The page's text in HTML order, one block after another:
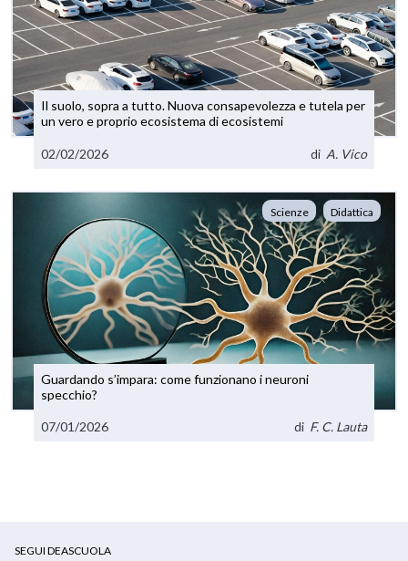
Il suolo, sopra a tutto. Nuova consapevolezza e tutela per
un vero e proprio ecosistema di ecosistemi
02/02/2026 di A. Vico
Scienze Didattica
Guardando s’impara: come funzionano i neuroni
specchio?
07/01/2026 di F. C. Lauta
SEGUI DEASCUOLA